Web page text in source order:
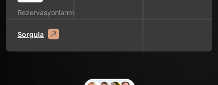
Rezervasyonlarım
Sorgula